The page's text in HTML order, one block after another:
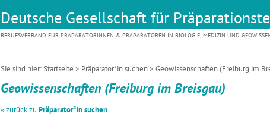
Deutsche Gesellschaft für
BERUFSVERBAND FÜR PRÄPARATORINNEN & PRÄPARATOREN IN BIOLOGIE, MEDIZIN UND
Sie sind hier:Startseite > Präparator*in suchen> Geowissenschaften (Freiburg im
Geowissenschaften (Freiburg im Breisgau)
« zurück zu Präparator*in suchen